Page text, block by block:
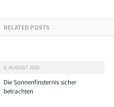
RELATED POSTS
6. AUGUST 2026
Die Sonnenfinsternis sicher
betrachten